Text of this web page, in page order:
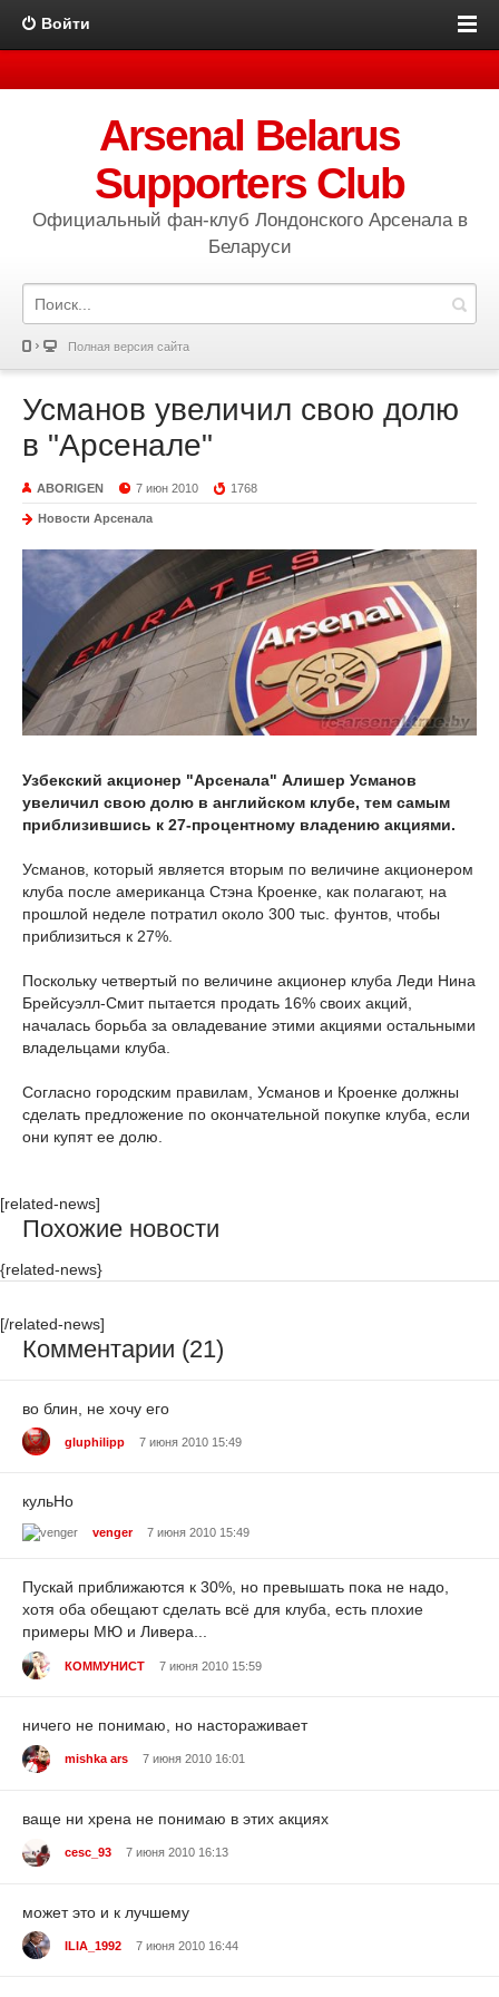
Войти
Arsenal Belarus
Supporters Club
Официальный фан-клуб Лондонского Арсенала в
Беларуси
Полная версия сайта
Усманов увеличил свою долю
в "Арсенале"
ABORIGEN 7 июн 2010 1768
Новости Арсенала
Узбекский акционер "Арсенала" Алишер Усманов
увеличил свою долю в английском клубе, тем самым
приблизившись к 27-процентному владению акциями.
Усманов, который является вторым по величине акционером
клуба после американца Стэна Кроенке, как полагают, на
прошлой неделе потратил около 300 тыс. фунтов, чтобы
приблизиться к 27%.
Поскольку четвертый по величине акционер клуба Леди Нина
Брейсуэлл-Смит пытается продать 16% своих акций,
началась борьба за овладевание этими акциями остальными
владельцами клуба.
Согласно городским правилам, Усманов и Кроенке должны
сделать предложение по окончательной покупке клуба, если
они купят ее долю.
[related-news]
Похожие новости
{related-news}
[/related-news]
Комментарии (21)
во блин, не хочу его
gluphilipp 7 июня 2010 15:49
кульНо
venger 7 июня 2010 15:49
Пускай приближаются к 30%, но превышать пока не надо,
хотя оба обещают сделать всё для клуба, есть плохие
примеры МЮ и Ливера...
КОММУНИСТ 7 июня 2010 15:59
ничего не понимаю, но настораживает
mishka ars 7 июня 2010 16:01
ваще ни хрена не понимаю в этих акциях
cesc_93 7 июня 2010 16:13
может это и к лучшему
ILIA_1992 7 июня 2010 16:44